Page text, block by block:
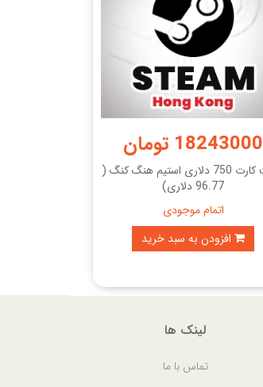
18243000 تومان
گیفت کارت 750 دلاری استیم هنگ کنگ (
96.77 دلاری)
اتمام موجودی
افزودن به سبد خرید
لینک ها
تماس با ما